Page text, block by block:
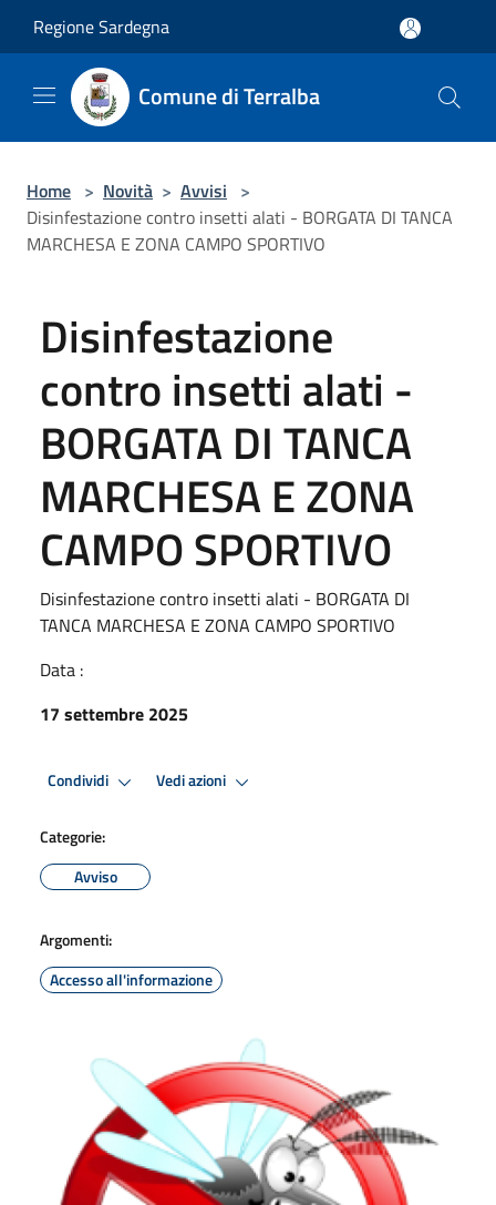
Regione Sardegna
Comune di Terralba
Home > Novità > Avvisi >
Disinfestazione contro insetti alati - BORGATA DI TANCA
MARCHESA E ZONA CAMPO SPORTIVO
Disinfestazione
contro insetti alati -
BORGATA DI TANCA
MARCHESA E ZONA
CAMPO SPORTIVO
Disinfestazione contro insetti alati - BORGATA DI
TANCA MARCHESA E ZONA CAMPO SPORTIVO
Data :
17 settembre 2025
Condividi Vedi azioni
Categorie:
Avviso
Argomenti:
Accesso all'informazione